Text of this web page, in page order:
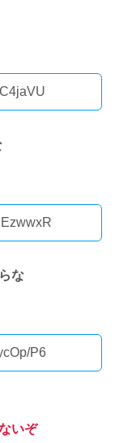
な
P6
いぞ